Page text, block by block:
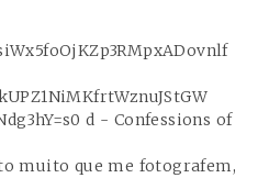
muito que me fotografem,